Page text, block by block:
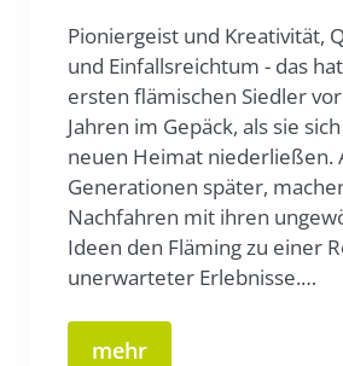
Pioniergeist und Kreativität,
und Einfallsreichtum - das
ersten flämischen Siedler
Jahren im Gepäck, als sie
neuen Heimat niederließen.
Generationen später,
Nachfahren mit ihren
Ideen den Fläming zu einer
unerwarteter Erlebnisse.…
mehr